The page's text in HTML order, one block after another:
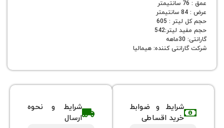
کننده: هیمالیا
شرایط و ضوابط
خرید اقساطی
شرایط و نحوه